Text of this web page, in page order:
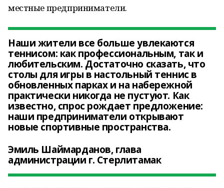
местные предприниматели.
Наши жители все больше увлекаются
теннисом: как профессиональным, так и
любительским. Достаточно сказать, что
столы для игры в настольный теннис в
обновленных парках и на набережной
практически никогда не пустуют. Как
известно, спрос рождает предложение:
наши предприниматели открывают
новые спортивные пространства.
Эмиль Шаймарданов, глава
администрации г. Стерлитамак